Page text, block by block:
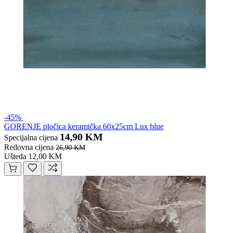
-45%
GORENJE pločica keramička 60x25cm Lux blue
Specijalna cijena 14,90 KM
Redovna cijena 26,90 KM
Ušteda 12,00 KM